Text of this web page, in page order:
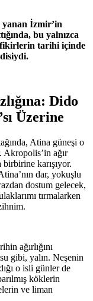
İzmir’in
bu yalnızca
tarihi içinde
Dido
Üzerine
Atina güneşi o
Akropolis’in ağır
birbirine karışıyor.
dar, yokuşlu
dostum gelecek,
tırmalarken
ağırlığını
gibi, yalın. Neşenin
o isli günler de
köklerin
ve liman